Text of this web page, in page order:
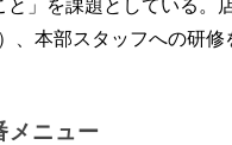
と」を課題としている。
、本部スタッフへの研
メニュー